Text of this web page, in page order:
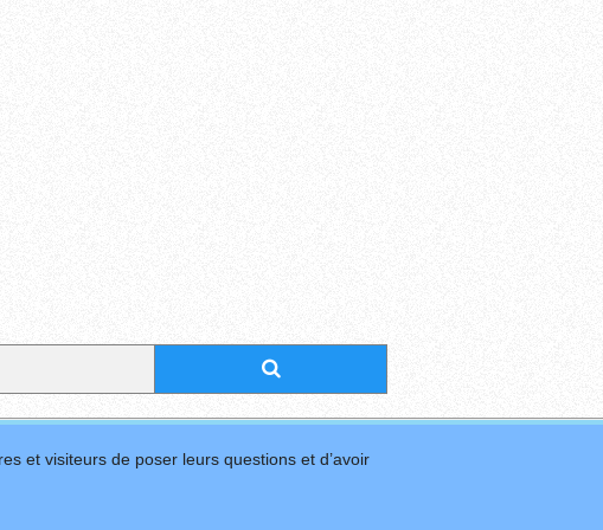
et visiteurs de poser leurs questions et d’avoir